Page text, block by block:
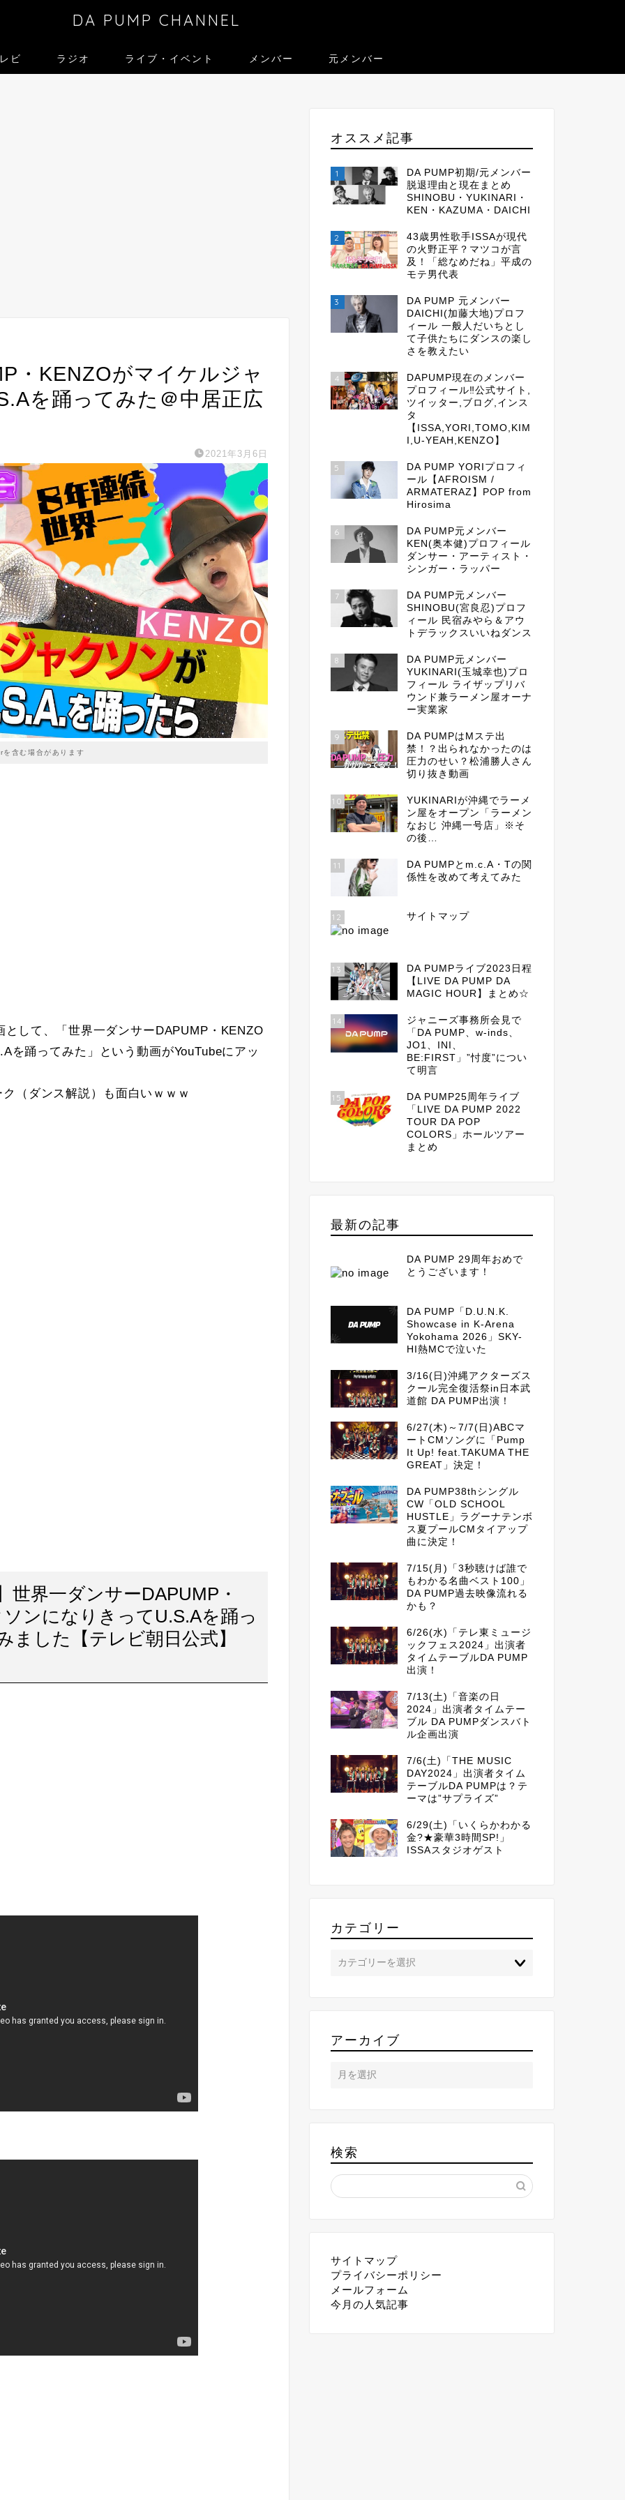
DA PUMP CHANNEL
ビ ラジオ ライブ・イベント メンバー 元メンバー
・KENZOがマイケルジャ
を踊ってみた＠中居正広
2021年3月6日
を含む場合があります
して、「世界一ダンサーDAPUMP・KENZO
を踊ってみた」という動画がYouTubeにアッ
（ダンス解説）も面白いｗｗｗ
界一ダンサーDAPUMP・
ンになりきってU.S.Aを踊っ
した【テレビ朝日公式】
オススメ記事
1
DA PUMP初期/元メンバー
脱退理由と現在まとめ
SHINOBU・YUKINARI・
KEN・KAZUMA・DAICHI
2
43歳男性歌手ISSAが現代
の火野正平？マツコが言
及！「総なめだね」平成の
モテ男代表
3
DA PUMP 元メンバー
DAICHI(加藤大地)プロフ
ィール 一般人だいちとし
て子供たちにダンスの楽し
さを教えたい
4
DAPUMP現在のメンバー
プロフィール‼公式サイト,
ツイッター,ブログ,インス
タ
【ISSA,YORI,TOMO,KIM
I,U-YEAH,KENZO】
5
DA PUMP YORIプロフィ
ール【AFROISM /
ARMATERAZ】POP from
Hirosima
6
DA PUMP元メンバー
KEN(奥本健)プロフィール
ダンサー・アーティスト・
シンガー・ラッパー
7
DA PUMP元メンバー
SHINOBU(宮良忍)プロフ
ィール 民宿みやら＆アウ
トデラックスいいねダンス
8
DA PUMP元メンバー
YUKINARI(玉城幸也)プロ
フィール ライザップリバ
ウンド兼ラーメン屋オーナ
ー実業家
9
DA PUMPはMステ出
禁！？出られなかったのは
圧力のせい？松浦勝人さん
切り抜き動画
10
YUKINARIが沖縄でラーメ
ン屋をオープン「ラーメン
なおじ 沖縄一号店」※そ
の後…
11
DA PUMPとm.c.A・Tの関
係性を改めて考えてみた
12 サイトマップ
13
DA PUMPライブ2023日程
【LIVE DA PUMP DA
MAGIC HOUR】まとめ☆
14
ジャニーズ事務所会見で
「DA PUMP、w-inds、
JO1、INI、
BE:FIRST」”忖度”につい
て明言
15
DA PUMP25周年ライブ
「LIVE DA PUMP 2022
TOUR DA POP
COLORS」ホールツアー
まとめ
最新の記事
DA PUMP 29周年おめで
とうございます！
DA PUMP「D.U.N.K.
Showcase in K-Arena
Yokohama 2026」SKY-
HI熱MCで泣いた
3/16(日)沖縄アクターズス
クール完全復活祭in日本武
道館 DA PUMP出演！
6/27(木)～7/7(日)ABCマ
ートCMソングに「Pump
It Up! feat.TAKUMA THE
GREAT」決定！
DA PUMP38thシングル
CW「OLD SCHOOL
HUSTLE」ラグーナテンボ
ス夏プールCMタイアップ
曲に決定！
7/15(月)「3秒聴けば誰で
もわかる名曲ベスト100」
DA PUMP過去映像流れる
かも？
6/26(水)「テレ東ミュージ
ックフェス2024」出演者
タイムテーブルDA PUMP
出演！
7/13(土)「音楽の日
2024」出演者タイムテー
ブル DA PUMPダンスバト
ル企画出演
7/6(土)「THE MUSIC
DAY2024」出演者タイム
テーブルDA PUMPは？テ
ーマは”サプライズ”
6/29(土)「いくらかわかる
金?★豪華3時間SP!」
ISSAスタジオゲスト
カテゴリー
アーカイブ
検索
サイトマップ
プライバシーポリシー
メールフォーム
今月の人気記事